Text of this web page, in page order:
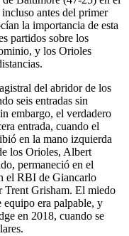
antes del primer
la importancia de esta
partidos sobre los
y los Orioles
del abridor de los
seis entradas sin
embargo, el verdadero
entrada, cuando el
en la mano izquierda
los Orioles, Albert
permaneció en el
el RBI de Giancarlo
Trent Grisham. El miedo
era palpable, y
en 2018, cuando se